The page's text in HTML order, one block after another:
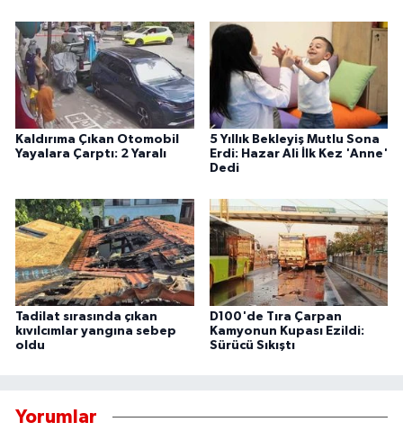
Kaldırıma Çıkan Otomobil
Yayalara Çarptı: 2 Yaralı
5 Yıllık Bekleyiş Mutlu Sona
Erdi: Hazar Ali İlk Kez 'Anne'
Dedi
Tadilat sırasında çıkan
kıvılcımlar yangına sebep
oldu
D100'de Tıra Çarpan
Kamyonun Kupası Ezildi:
Sürücü Sıkıştı
Yorumlar